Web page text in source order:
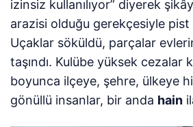
izinsiz kullanılıyor” diyerek
arazisi olduğu gerekçesiyle
Uçaklar söküldü, parçalar
taşındı. Kulübe yüksek cezalar
boyunca ilçeye, şehre, ülkeye
gönüllü insanlar, bir anda hain